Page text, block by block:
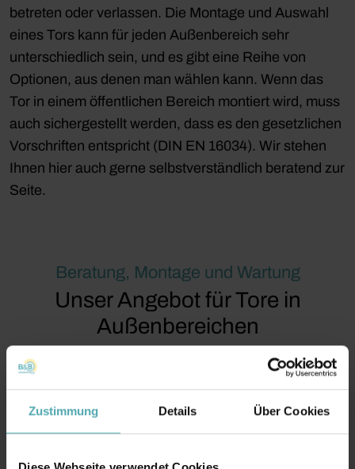
Zustimmung Details Über Cookies
betreten oder verlassen. Die Montage und Auswahl
eines Tors kann für jeden Außenbereich sehr
unterschiedlich sein, und es gibt eine Reihe von
Optionen, aus denen man wählen kann. Wenn das
Tor in einem öffentlichen Bereich montiert wird, muss
auch sichergestellt werden, dass es den gesetzlichen
Vorschriften entspricht (DIN EN 16034). Wir stehen
Ihnen hier auch gerne selbstverständlich beratend zur
Seite.
Beratung, Montage und Wartung
Unser Angebot für Tore in
Außenbereichen